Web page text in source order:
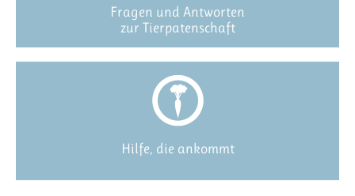
Fragen und Antworten
zur Tierpatenschaft
Hilfe, die ankommt